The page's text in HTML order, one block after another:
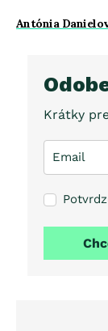
Antónia
Krátky